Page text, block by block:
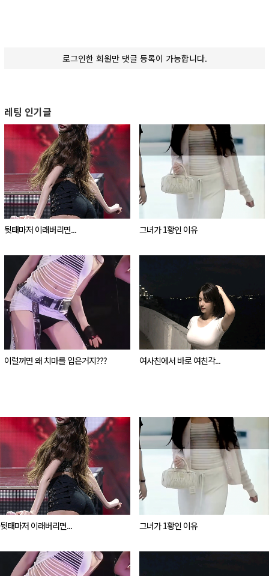
로그인한 회원만 댓글 등록이 가능합니다.
레팅 인기글
뒷태마저 이래버리면... 그녀가 1황인 이유
이럴꺼면 왜 치마를 입은거지??? 여사친에서 바로 여친각...
뒷태마저 이래버리면... 그녀가 1황인 이유